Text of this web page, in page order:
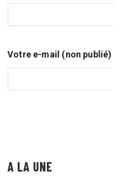
Votre e-mail (non publié)
A LA UNE